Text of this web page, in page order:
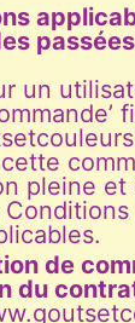
un
pleine et
de
du